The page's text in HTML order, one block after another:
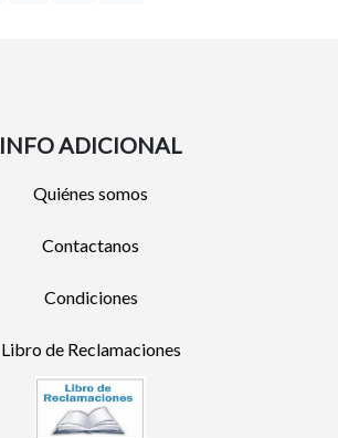
INFO ADICIONAL
Quiénes somos
Contactanos
Condiciones
Libro de Reclamaciones